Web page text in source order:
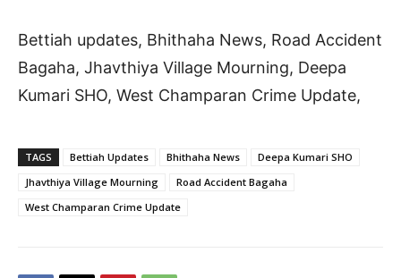
Bettiah updates, Bhithaha News, Road Accident
Bagaha, Jhavthiya Village Mourning, Deepa
Kumari SHO, West Champaran Crime Update,
TAGS Bettiah Updates Bhithaha News
Deepa Kumari SHO
Jhavthiya Village Mourning
Road Accident Bagaha
West Champaran Crime Update